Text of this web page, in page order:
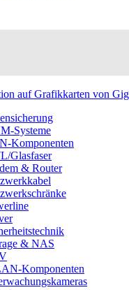
auf Grafikkarten von
Systeme
Komponenten
Glasfaser
& Router
& NAS
Komponenten